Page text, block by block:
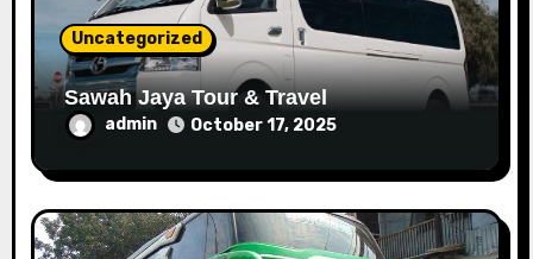
n
Uncategorized
Sawah Jaya Tour & Travel
admin October 17, 2025